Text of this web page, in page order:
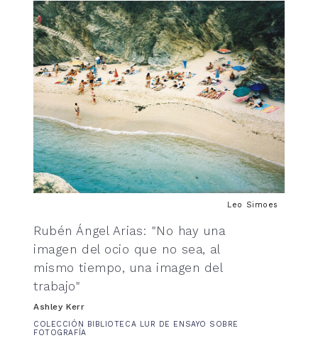
Leo Simoes
Rubén Ángel Arias: "No hay una
imagen del ocio que no sea, al
mismo tiempo, una imagen del
trabajo"
Ashley Kerr
COLECCIÓN BIBLIOTECA LUR DE ENSAYO SOBRE
FOTOGRAFÍA